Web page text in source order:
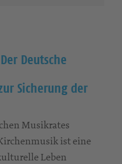
Deutsche
Sicherung der
Musikrates
ist eine
Leben